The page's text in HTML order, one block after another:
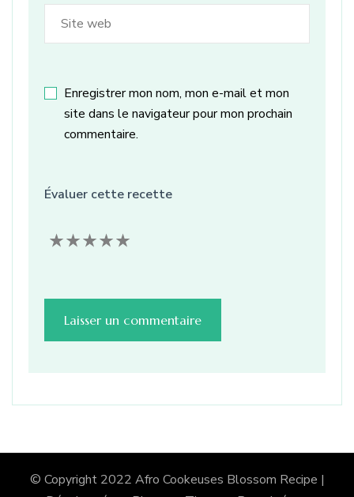
Enregistrer mon nom, mon e-mail et mon
site dans le navigateur pour mon prochain
commentaire.
Évaluer cette recette
© Copyright 2022 Afro Cookeuses Blossom Recipe |